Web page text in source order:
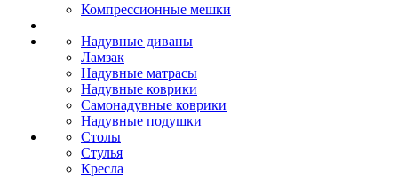
Компрессионные мешки
Надувные диваны
Ламзак
Надувные матрасы
Надувные коврики
Самонадувные коврики
Надувные подушки
Столы
Стулья
Кресла